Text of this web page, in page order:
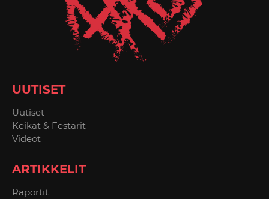
UUTISET
Uutiset
Keikat & Festarit
Videot
ARTIKKELIT
Raportit